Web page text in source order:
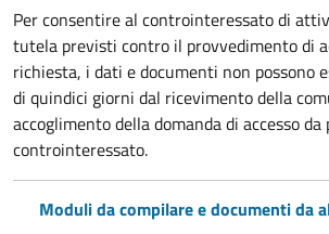
Per consentire al controinteressato di
tutela previsti contro il provvedimento di
richiesta, i dati e documenti non possono
di quindici giorni dal ricevimento della
accoglimento della domanda di accesso da
controinteressato.
Moduli da compilare e documenti da